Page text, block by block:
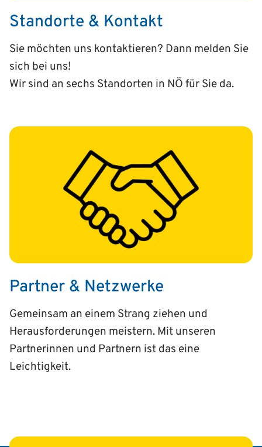
Standorte & Kontakt
Sie möchten uns kontaktieren? Dann melden Sie
sich bei uns!
Wir sind an sechs Standorten in NÖ für Sie da.
Partner & Netzwerke
Gemeinsam an einem Strang ziehen und
Herausforderungen meistern. Mit unseren
Partnerinnen und Partnern ist das eine
Leichtigkeit.